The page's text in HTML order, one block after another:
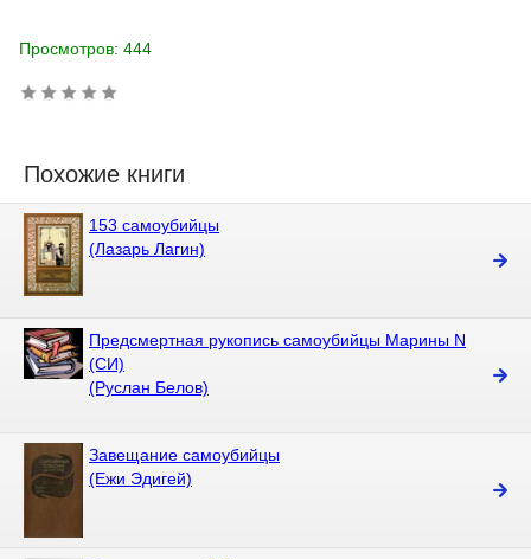
Просмотров: 444
Похожие книги
153 самоубийцы
(Лазарь Лагин)
Предсмертная рукопись самоубийцы Марины N
(СИ)
(Руслан Белов)
Завещание самоубийцы
(Ежи Эдигей)